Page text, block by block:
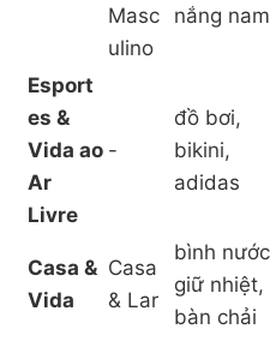
Masc
ulino
nắng nam
Esport
es &
Vida ao
Ar
Livre
-
đồ bơi,
bikini,
adidas
Casa &
Vida
Casa
& Lar
bình nước
giữ nhiệt,
bàn chải